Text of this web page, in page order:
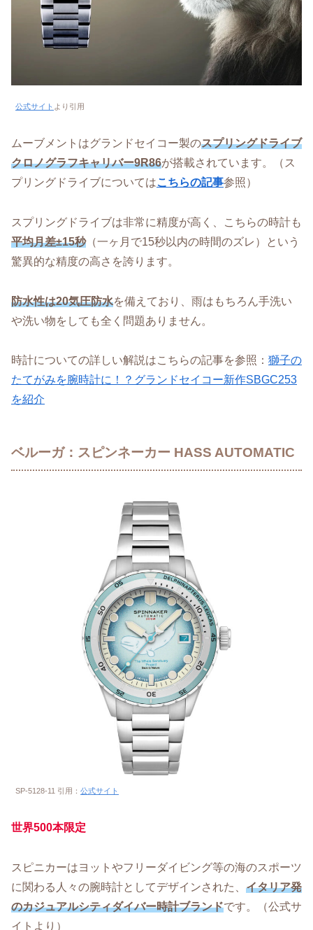
公式サイト より引用
ムーブメントはグランドセイコー製のスプリングドライブ
クロノグラフキャリバー9R86が搭載されています。（ス
プリングドライブについてはこちらの記事参照）
スプリングドライブは非常に精度が高く、こちらの時計も
平均月差±15秒（一ヶ月で15秒以内の時間のズレ）という
驚異的な精度の高さを誇ります。
防水性は20気圧防水を備えており、雨はもちろん手洗い
や洗い物をしても全く問題ありません。
時計についての詳しい解説はこちらの記事を参照： 獅子の
たてがみを腕時計に！？グランドセイコー新作SBGC253
を紹介
ベルーガ：スピンネーカー HASS AUTOMATIC
SP-5128-11 引用： 公式サイト
世界500本限定
スピニカーはヨットやフリーダイビング等の海のスポーツ
に関わる人々の腕時計としてデザインされた、 イタリア発
のカジュアルシティダイバー時計ブランドです。（公式サ
イトより）